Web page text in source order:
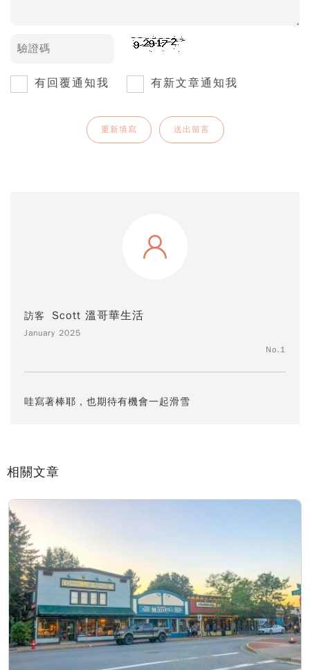
有回覆通知我 有新文章通知我
訪客 Scott 溫哥華生活
January 2025
No.1
哇寫著棒耶，也期待有機會一起滑雪
相關文章